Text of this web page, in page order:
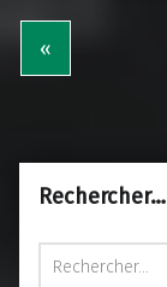
«
Rechercher…
Rechercher :